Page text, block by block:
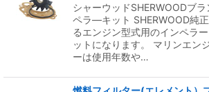
シャーウッドSHERWOODブ
ペラ―キット SHERWOOD純
るエンジン型式用のインペラ
ットになります。 マリンエン
ーは使用年数や…